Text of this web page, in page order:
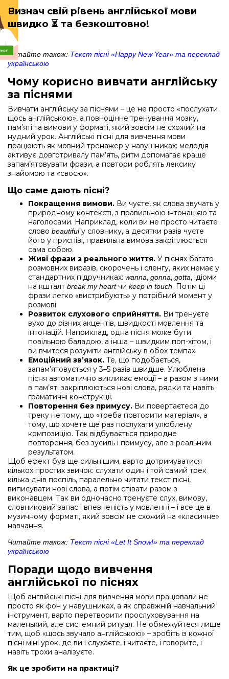
Визнач свій рівень англійської мови
швидко ⏳ та безкоштовно!
Читайте також: Текст пісні «Happy New Year» та переклад
українською
Чому корисно вивчати англійську
за піснями
Вивчати англійську за піснями – це не просто «послухати
щось англійською», а повноцінне тренування мозку,
пам’яті та вимови у форматі, який зовсім не схожий на
нудний урок. Англійські пісні для вивчення мови
працюють як мовний тренажер у навушниках: мелодія
активує довготривалу пам’ять, ритм допомагає краще
запам’ятовувати фрази, а повтори роблять лексику
знайомою та «своєю».
Що саме дають пісні?
Покращення вимови. Ви чуєте, як слова звучать у
природному контексті, з правильною інтонацією та
наголосами. Наприклад, коли ви не просто читаєте
слово beautifulу словнику, а десятки разів чуєте
його у приспіві, правильна вимова закріплюється
сама собою.
Живі фрази з реального життя. У піснях багато
розмовних виразів, скорочень і сленгу, яких немає у
стандартних підручниках: wanna, gonna, gotta, ідіоми
на кшталт break my heartчи keep in touch. Потім ці
фрази легко «вистрибують» у потрібний момент у
розмові.
Розвиток слухового сприйняття. Ви тренуєте
вухо до різних акцентів, швидкості мовлення та
інтонацій. Наприклад, одна пісня може бути
повільною баладою, а інша – швидким поп-хітом, і
ви вчитеся розуміти англійську в обох темпах.
Емоційний зв’язок. Те, що подобається,
запам’ятовується у 3–5 разів швидше. Улюблена
пісня автоматично викликає емоції – а разом з ними
в пам’яті закріплюються нові слова, рядки та навіть
граматичні конструкції.
Повторення без примусу. Ви повертаєтеся до
треку не тому, що «треба повторити матеріал», а
тому, що хочете ще раз послухати улюблену
композицію. Так відбувається природне
повторення, без зусиль і примусу, але з реальним
результатом.
Щоб ефект був ще сильнішим, варто дотримуватися
кількох простих звичок: слухати один і той самий трек
кілька днів поспіль, паралельно читати текст пісні,
виписувати нові слова, а потім співати разом з
виконавцем. Так ви одночасно тренуєте слух, вимову,
словниковий запас і впевненість у мовленні – і все це в
музичному форматі, який зовсім не схожий на «класичне»
навчання.
Читайте також: Текст пісні «Let It Snow!» та переклад
українською
Поради щодо вивчення
англійської по піснях
Щоб англійські пісні для вивчення мови працювали не
просто як фон у навушниках, а як справжній навчальний
інструмент, варто перетворити прослуховування на
маленький, але системний ритуал. Не обмежуйтеся лише
тим, щоб «щось звучало англійською» – зробіть із кожної
пісні міні урок, де ви і слухаєте, і читаєте, і говорите, і
навіть трохи аналізуєте.
Як це зробити на практиці?